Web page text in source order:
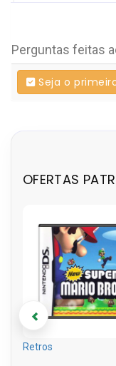
Perguntas feitas
Seja o
OFERTAS
Retros